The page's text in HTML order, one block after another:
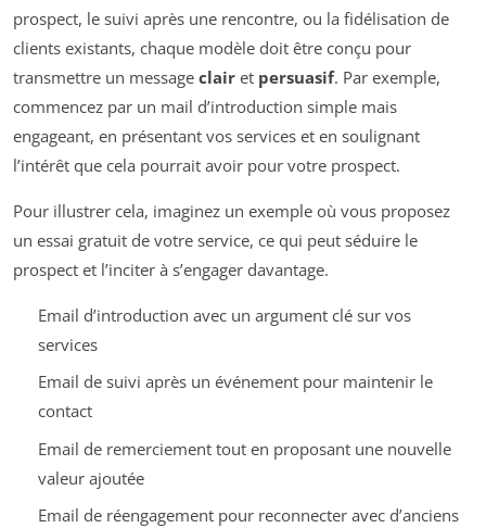
prospect, le suivi après une rencontre, ou la fidélisation de
clients existants, chaque modèle doit être conçu pour
transmettre un message clair et persuasif. Par exemple,
commencez par un mail d’introduction simple mais
engageant, en présentant vos services et en soulignant
l’intérêt que cela pourrait avoir pour votre prospect.
Pour illustrer cela, imaginez un exemple où vous proposez
un essai gratuit de votre service, ce qui peut séduire le
prospect et l’inciter à s’engager davantage.
Email d’introduction avec un argument clé sur vos
services
Email de suivi après un événement pour maintenir le
contact
Email de remerciement tout en proposant une nouvelle
valeur ajoutée
Email de réengagement pour reconnecter avec d’anciens